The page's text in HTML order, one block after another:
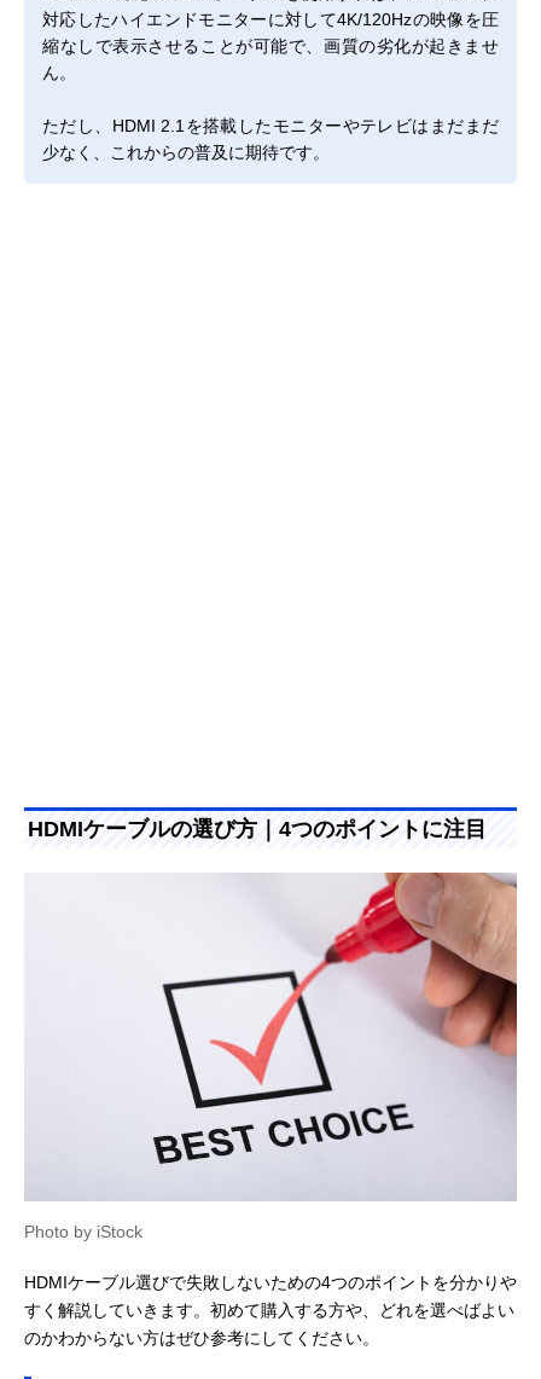
対応したハイエンドモニターに対して4K/120Hzの映像を圧
縮なしで表示させることが可能で、画質の劣化が起きませ
ん。
ただし、HDMI 2.1を搭載したモニターやテレビはまだまだ
少なく、これからの普及に期待です。
HDMIケーブルの選び方｜4つのポイントに注目
Photo by iStock
HDMIケーブル選びで失敗しないための4つのポイントを分かりや
すく解説していきます。初めて購入する方や、どれを選べばよい
のかわからない方はぜひ参考にしてください。